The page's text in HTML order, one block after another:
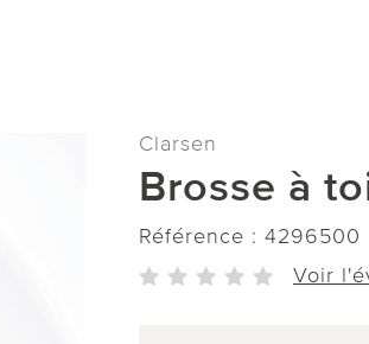
Clarsen
Brosse à
Référence : 4296500
Voir